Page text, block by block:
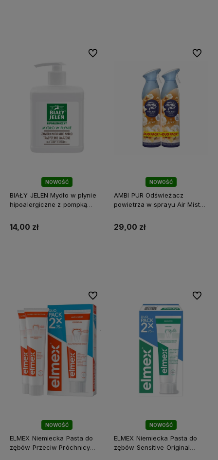
NOWOŚĆ
BIAŁY JELEN Mydło w płynie
hipoalergiczne z pompką
14,00 zł
Do ulubionych
NOWOŚĆ
AMBI PUR Odświeżacz
powietrza w sprayu Air Mist
Dwupak
29,00 zł
Do
NOWOŚĆ
ELMEX Niemiecka Pasta do
zębów Przeciw Próchnicy
Do ulubionych
NOWOŚĆ
ELMEX Niemiecka Pasta do
zębów Sensitive Original
Do